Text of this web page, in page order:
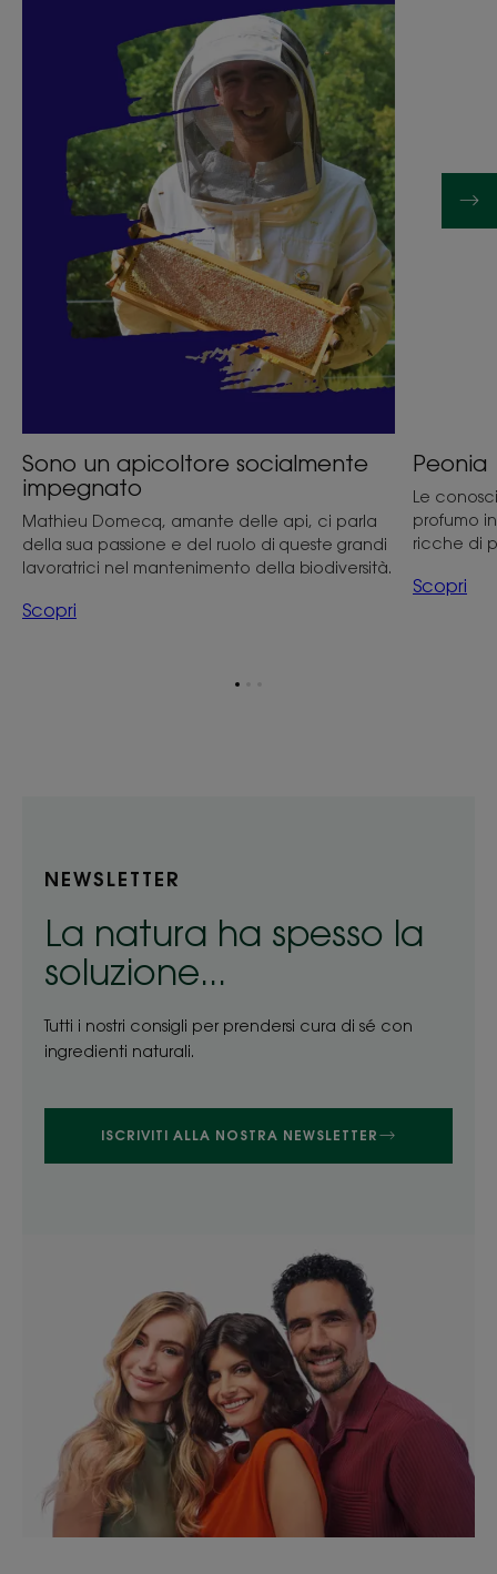
socialmente
Sono un apicoltore socialmente
impegnato
Mathieu Domecq, amante delle api, ci parla
della sua passione e del ruolo di queste grandi
lavoratrici nel mantenimento della biodiversità.
Scopri
Peonia
Le
profumo
ricche di
Scopri
Vai
NEWSLETTER
La natura ha spesso la
soluzione...
Tutti i nostri consigli per prendersi cura di sé con
ingredienti naturali.
ISCRIVITI ALLA NOSTRA NEWSLETTER